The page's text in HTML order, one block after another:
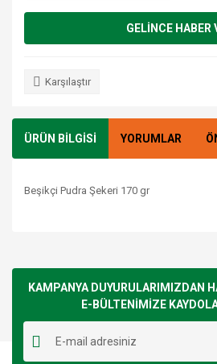
GELİNCE HABER
Karşılaştır
ÜRÜN BİLGİSİ YORUMLAR
Beşikçi Pudra Şekeri 170 gr
kullanarak tarafımıza iletebilirsiniz.
Görüş ve önerileriniz için teşekkür
Ürün resmi kalitesiz, bozuk veya
Ürün açıklamasında eksik bilgiler
KAMPANYA DUYURULARIMIZDAN
E-BÜLTENİMİZE